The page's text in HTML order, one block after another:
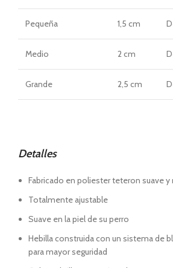
Pequeña 1,5 cm
Medio 2 cm
Grande 2,5 cm
Detalles
Fabricado en poliester teteron suave
Totalmente ajustable
Suave en la piel de su perro
Hebilla construida con un sistema de
para mayor seguridad